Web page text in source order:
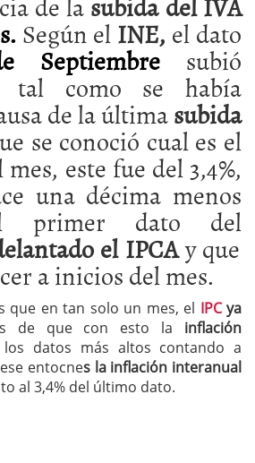
Según elINE, el dato
Septiembre subió
tal como se había
de la últimasubida
se conoció cual es el
este fue del 3,4%,
una décima menos
primer dato del
el IPCAy que
a inicios del mes.
que en tan solo un mes, el IPCya
de que con esto la inflación
los datos más altos contando a
entocnes la inflación interanual
al 3,4% del último dato.